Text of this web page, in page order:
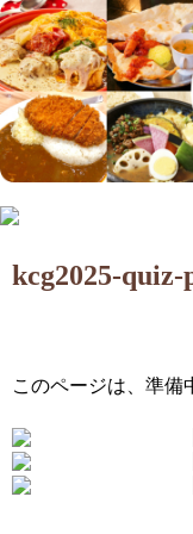
kcg2025-quiz-
このページは、準備